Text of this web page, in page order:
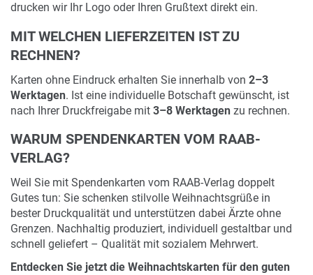
drucken wir Ihr Logo oder Ihren Grußtext direkt ein.
MIT WELCHEN LIEFERZEITEN IST ZU
RECHNEN?
Karten ohne Eindruck erhalten Sie innerhalb von 2–3
Werktagen. Ist eine individuelle Botschaft gewünscht, ist
nach Ihrer Druckfreigabe mit 3–8 Werktagen zu rechnen.
WARUM SPENDENKARTEN VOM RAAB-
VERLAG?
Weil Sie mit Spendenkarten vom RAAB-Verlag doppelt
Gutes tun: Sie schenken stilvolle Weihnachtsgrüße in
bester Druckqualität und unterstützen dabei Ärzte ohne
Grenzen. Nachhaltig produziert, individuell gestaltbar und
schnell geliefert – Qualität mit sozialem Mehrwert.
Entdecken Sie jetzt die Weihnachtskarten für den guten